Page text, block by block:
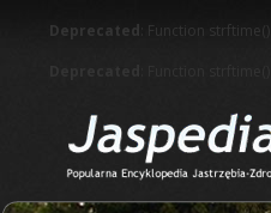
Deprecated : Function